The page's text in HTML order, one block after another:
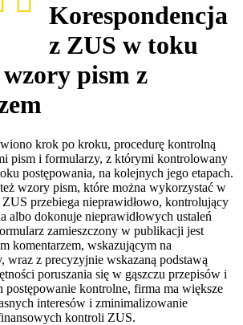
Korespondencja
z ZUS w toku
pism z
krok po kroku, procedurę kontrolną
pism i formularzy, z którymi kontrolowany
postępowania, na kolejnych jego etapach.
wzory pism, które można wykorzystać w
przebiega nieprawidłowo, kontrolujący
albo dokonuje nieprawidłowych ustaleń
zamieszczony w publikacji jest
komentarzem, wskazującym na
wraz z precyzyjnie wskazaną podstawą
poruszania się w gąszczu przepisów i
postępowanie kontrolne, firma ma większe
interesów i zminimalizowanie
kontroli ZUS.